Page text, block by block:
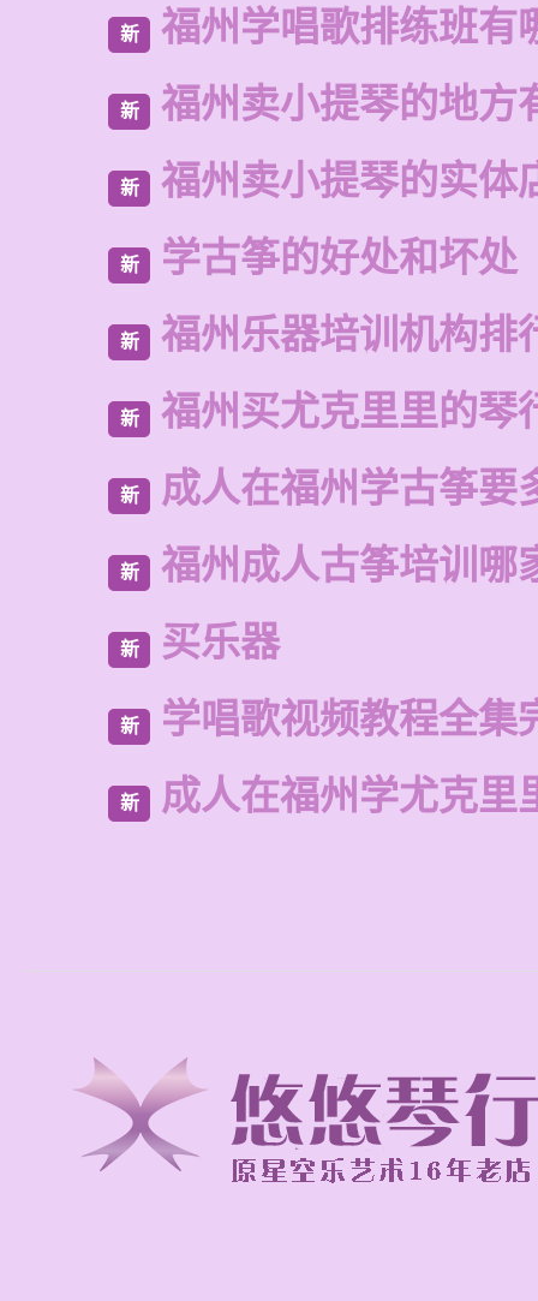
新 福州学唱歌排练班有
新 福州卖小提琴的地方
新 福州卖小提琴的实体
新 学古筝的好处和坏处
新 福州乐器培训机构排
新 福州买尤克里里的琴
新 成人在福州学古筝要
新 福州成人古筝培训哪
新 买乐器
新 学唱歌视频教程全集
新 成人在福州学尤克里